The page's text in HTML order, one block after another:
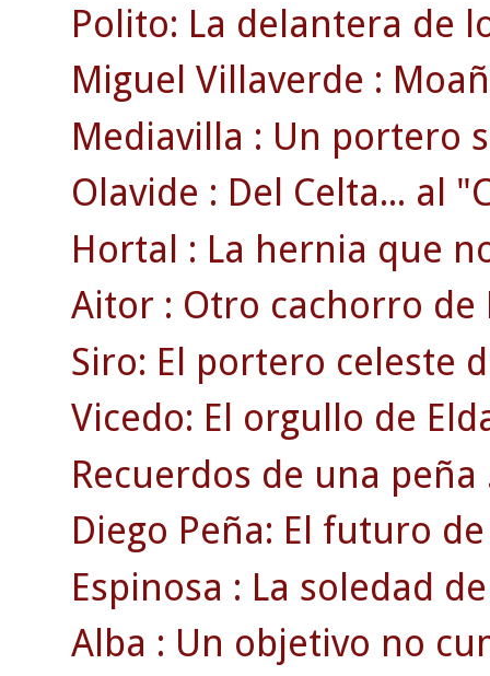
Polito: La delantera de
Miguel Villaverde :
Mediavilla : Un portero
Olavide : Del Celta... al
Hortal : La hernia que
Aitor : Otro cachorro de
Siro: El portero celeste
Vicedo: El orgullo de
Recuerdos de una peña
Diego Peña: El futuro
Espinosa : La soledad
Alba : Un objetivo no